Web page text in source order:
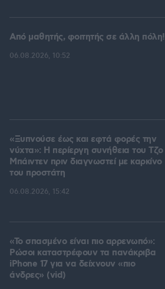
Από μαθητής, φοιτητής σε άλλη πόλη!
06.08.2026, 10:52
«Ξυπνούσε έως και εφτά φορές την
νύχτα»: Η περίεργη συνήθεια του Τζο
Μπάιντεν πριν διαγνωστεί με καρκίνο
του προστάτη
06.08.2026, 15:42
«Το σπασμένο είναι πιο αρρενωπό»:
Ρώσοι καταστρέφουν τα πανάκριβα
iPhone 17 για να δείχνουν «πιο
άνδρες» (vid)